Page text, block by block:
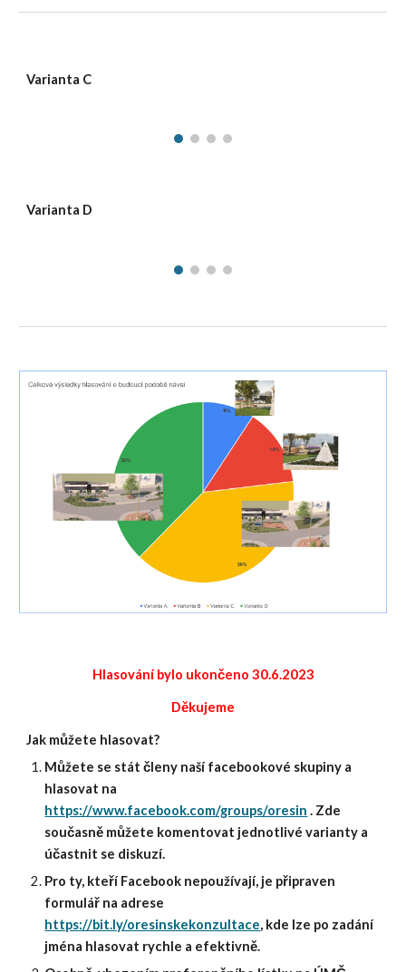
Varianta C
Varianta D
Hlasování bylo ukončeno 30.6.2023
Děkujeme
Jak můžete hlasovat?
Můžete se stát členy naší facebookové skupiny a
hlasovat na
https://www.facebook.com/groups/oresin . Zde
současně můžete komentovat jednotlivé varianty a
účastnit se diskuzí.
Pro ty, kteří Facebook nepoužívají, je připraven
formulář na adrese
https://bit.ly/oresinskekonzultace, kde lze po zadání
jména hlasovat rychle a efektivně.